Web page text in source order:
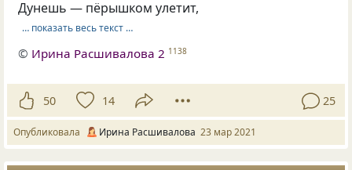
Дунешь — пёрышком улетит,
… показать весь текст …
© Ирина Расшивалова 2 1138
50 14 25
Опубликовала Ирина Расшивалова 23 мар 2021